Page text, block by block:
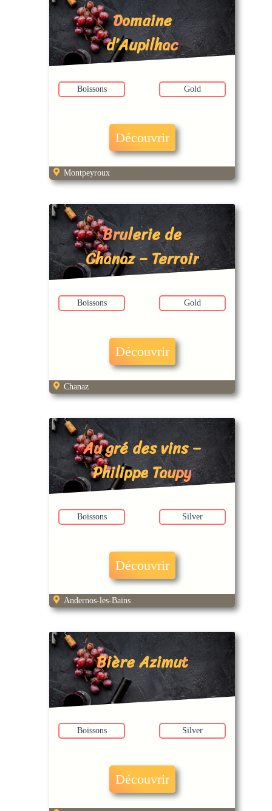
Domaine
d’Aupilhac
Boissons Gold
Découvrir
Montpeyroux
Brulerie de
Chanaz – Terroir
Café
Boissons Gold
Découvrir
Chanaz
Au gré des vins –
Philippe Taupy
Boissons Silver
Découvrir
Andernos-les-Bains
Bière Azimut
Boissons Silver
Découvrir